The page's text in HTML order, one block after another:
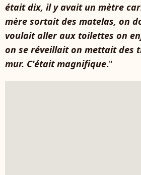
était dix, il y avait un mètre
mère sortait des matelas, on
voulait aller aux toilettes on
on se réveillait on mettait des
mur. C'était magnifique."